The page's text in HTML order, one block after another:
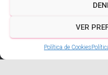
VER
Política de Cookies
Hestia |